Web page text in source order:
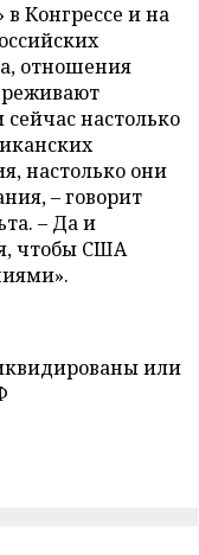
в Конгрессе и на
отношения
настолько
настолько они
– говорит
– Да и
чтобы США
или